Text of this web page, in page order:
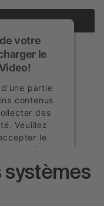
votre
le
partie
contenus
des
Veuillez
le
vidéo.
systèmes